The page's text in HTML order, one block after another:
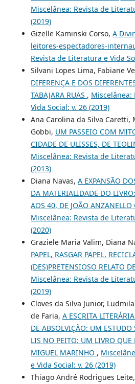
Miscelânea: Revista de
(2019)
Gizelle Kaminski Corso, A
leitores-espectadores-
Revista de Literatura e Vida
Silvani Lopes Lima, Fabiane
DIFERENÇA E DOS
TABAJARA RUAS , Miscelânea:
Vida Social: v. 26 (2019)
Ana Carolina da Silva Caretti,
Gobbi, UM PASSEIO COM
CIDADE DE ULISSES, DE
Miscelânea: Revista de
(2013)
Diana Navas, A EXPANSÃO
DA MATERIALIDADE DO
AOS 40, DE JOÃO ANZANELLO
Miscelânea: Revista de
(2020)
Graziele Maria Valim, Diana
PAPEL, RASGAR PAPEL,
(DES)PRETENSIOSO RELATO
Miscelânea: Revista de
(2019)
Cloves da Silva Junior,
de Faria, A ESCRITA
DE ABSOLVIÇÃO: UM ESTUDO
LIS NO PEITO: UM LIVRO QUE
MIGUEL MARINHO ,
e Vida Social: v. 26 (2019)
Thiago André Rodrigues Leite,